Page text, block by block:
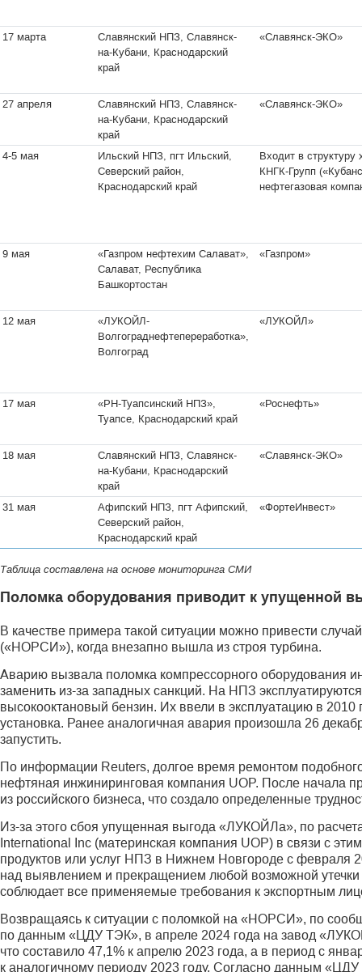
17 марта
Славянский НПЗ, Славянск-
на-Кубани, Краснодарский
край
«Славянск-ЭКО»
27 апреля
Славянский НПЗ, Славянск-
на-Кубани, Краснодарский
край
«Славянск-ЭКО»
4-5 мая
Ильский НПЗ, пгт Ильский,
Северский район,
Краснодарский край
Входит в структуру
КНГК-Групп
нефтегазовая
9 мая
«Газпром нефтехим Салават»,
Салават, Республика
Башкортостан
«Газпром»
12 мая
«ЛУКОЙЛ-
Волгограднефтепереработка»,
Волгоград
«ЛУКОЙЛ»
17 мая
«РН-Туапсинский НПЗ»,
Туапсе, Краснодарский край
«Роснефть»
18 мая
Славянский НПЗ, Славянск-
на-Кубани, Краснодарский
край
«Славянск-ЭКО»
31 мая
Афипский НПЗ, пгт Афипский,
Северский район,
Краснодарский край
«ФортеИнвест»
Таблица составлена на основе мониторинга СМИ
Поломка оборудования приводит к упущенной
В качестве примера такой ситуации можно привести
(«НОРСИ»), когда внезапно вышла из строя турбина.
Аварию вызвала поломка компрессорного оборудования
заменить из-за западных санкций. На НПЗ
высокооктановый бензин. Их ввели в эксплуатацию в
установка. Ранее аналогичная авария произошла 26
запустить.
По информации Reuters, долгое время ремонтом
нефтяная инжиниринговая компания UOP. После начала
из российского бизнеса, что создало определенные
Из-за этого сбоя упущенная выгода «ЛУКОЙЛа», по
International Inc (материнская компания UOP) в связи с
продуктов или услуг НПЗ в Нижнем Новгороде с февраля
над выявлением и прекращением любой возможной
соблюдает все применяемые требования к экспортным
Возвращаясь к ситуации с поломкой на «НОРСИ», по
по данным «ЦДУ ТЭК», в апреле 2024 года на завод
что составило 47,1% к апрелю 2023 года, а в период с
к аналогичному периоду 2023 году. Согласно данным